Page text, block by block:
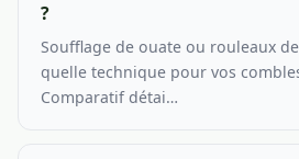
?
Soufflage de ouate ou rouleaux
quelle technique pour vos
Comparatif détai…